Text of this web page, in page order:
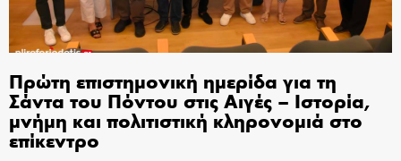
Πρώτη επιστημονική ημερίδα για τη
Σάντα του Πόντου στις Αιγές – Ιστορία,
μνήμη και πολιτιστική κληρονομιά στο
επίκεντρο